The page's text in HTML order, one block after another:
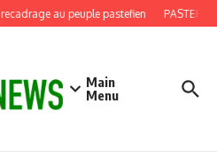
au peuple pastefien PASTEF,
Main
Menu